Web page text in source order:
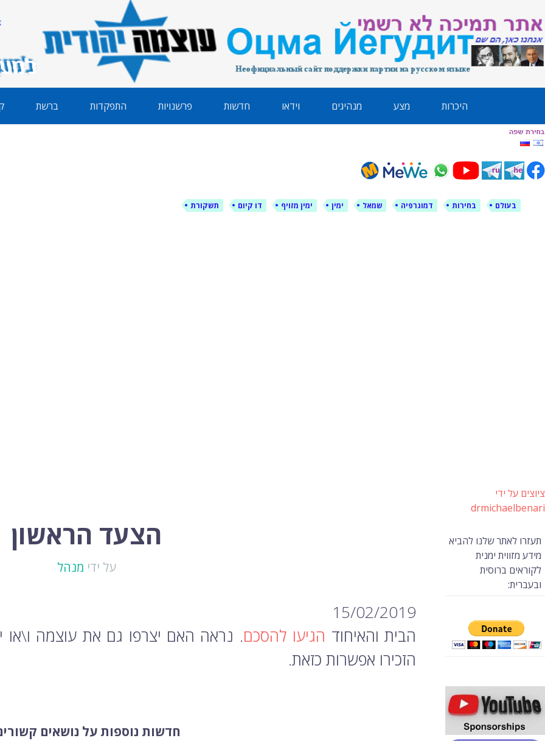
לימין עוצמה יהודית
היכרות מצע מנהיגים וידאו חדשות פרשנויות התפקדות ברשת
בעולם בחירות דמוגרפיה שמאל ימין ימין מזויף דו קיום תשקורת
הצעד הראשון
על ידי מנהל
15/02/2019
הבית והאיחוד הגיעו להסכם. נראה האם יצרפו גם את עוצמה
הזכירו אפשרות כזאת.
חדשות נוספות על נושאים
ציוצים על ידי
drmichaelbenari
תעזרו לאתר שלנו להביא
מידע מזווית ימנית
לקוראים ברוסית
ובעברית: